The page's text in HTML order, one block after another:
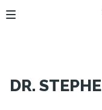
DR.